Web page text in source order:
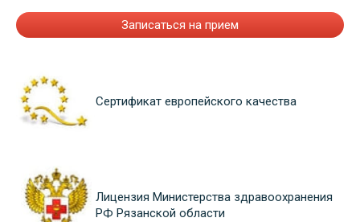
Записаться на прием
Сертификат европейского качества
Лицензия Министерства здравоохранения
РФ Рязанской области